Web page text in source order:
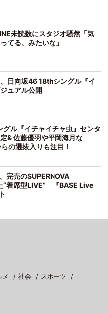
未読数にスタジオ騒然「気
てる、みたいな」
日向坂46 18thシングル『イ
ュアル公開
ル『イチャイチャ虫』センタ
& 佐藤優羽や平岡海月な
の選抜入りも注目！
完売のSUPERNOVA
“着席型LIVE” 『BASE Live
メ 社会
スポーツ